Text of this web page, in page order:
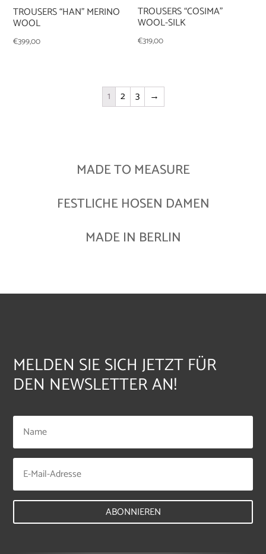
TROUSERS “HAN” MERINO
WOOL
€399,00
TROUSERS “COSIMA”
WOOL-SILK
€319,00
1 2 3 →
MADE TO MEASURE
FESTLICHE HOSEN DAMEN
MADE IN BERLIN
MELDEN SIE SICH JETZT FÜR
DEN NEWSLETTER AN!
ABONNIEREN